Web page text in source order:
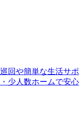
回や簡単な生活サポ
少人数ホームで安心